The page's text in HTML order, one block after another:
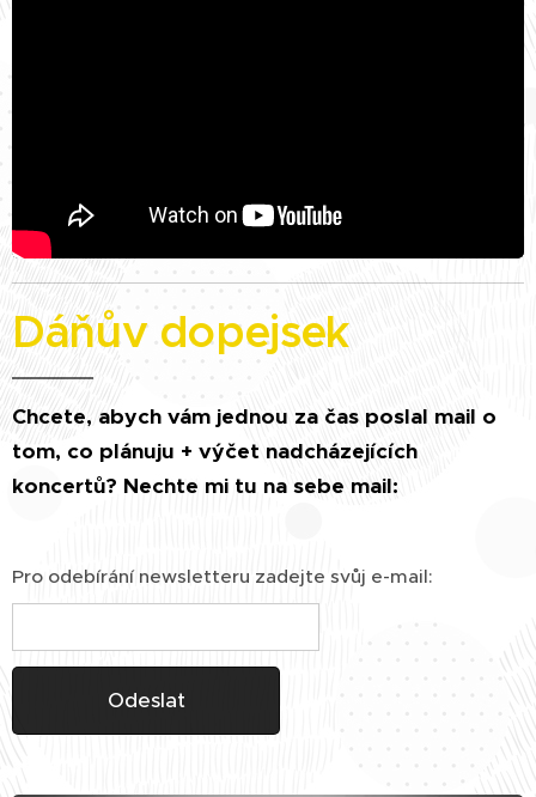
Dáňův dopejsek
Chcete, abych vám jednou za čas poslal mail o
tom, co plánuju + výčet nadcházejících
koncertů? Nechte mi tu na sebe mail:
Pro odebírání newsletteru zadejte svůj e-mail:
Odeslat